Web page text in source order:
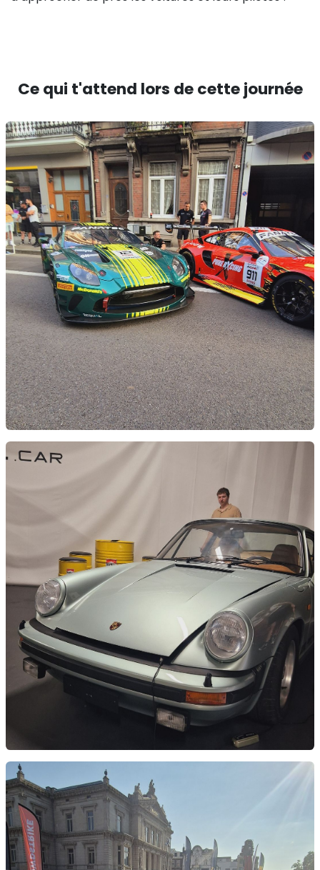
Ce qui t'attend lors de cette journée